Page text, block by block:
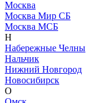
Москва
Москва Мир СБ
Москва МСБ
Н
Набережные Челны
Нальчик
Нижний Новгород
Новосибирск
О